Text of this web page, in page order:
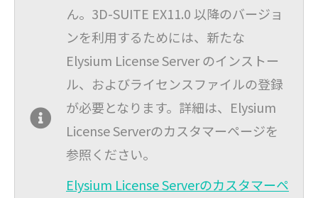
ん。3D-SUITE EX11.0 以降のバージョ
ンを利用するためには、新たな
Elysium License Server のインストー
ル、およびライセンスファイルの登録
が必要となります。詳細は、Elysium
License Serverのカスタマーページを
参照ください。
Elysium License Serverのカスタマーペ